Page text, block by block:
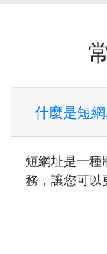
什麼是短
短網址是一種
務，讓您可以